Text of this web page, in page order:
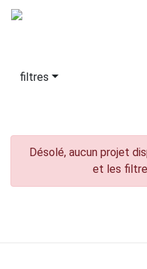
filtres
Désolé, aucun projet
et les